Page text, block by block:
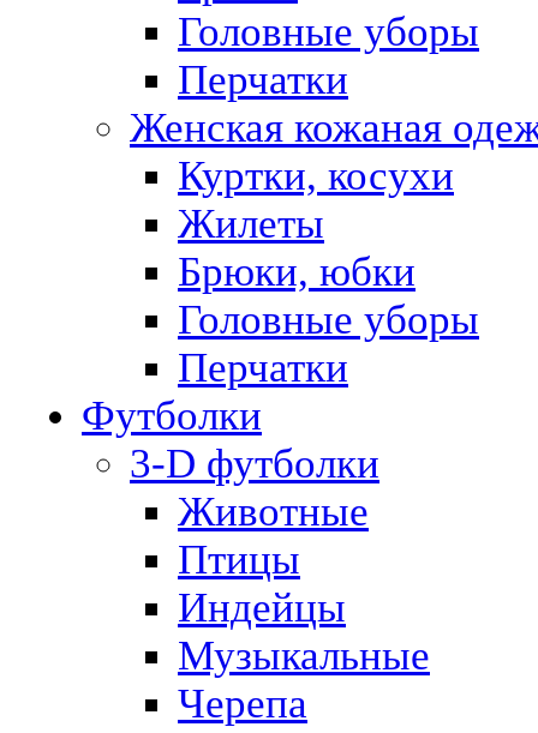
Головные уборы
Перчатки
Женская кожаная
Куртки, косухи
Жилеты
Брюки, юбки
Головные уборы
Перчатки
Футболки
3-D футболки
Животные
Птицы
Индейцы
Музыкальные
Черепа